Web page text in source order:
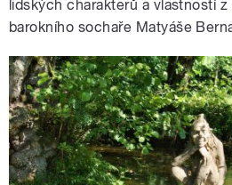
lidských charakterů a vlastností z
barokního sochaře Matyáše